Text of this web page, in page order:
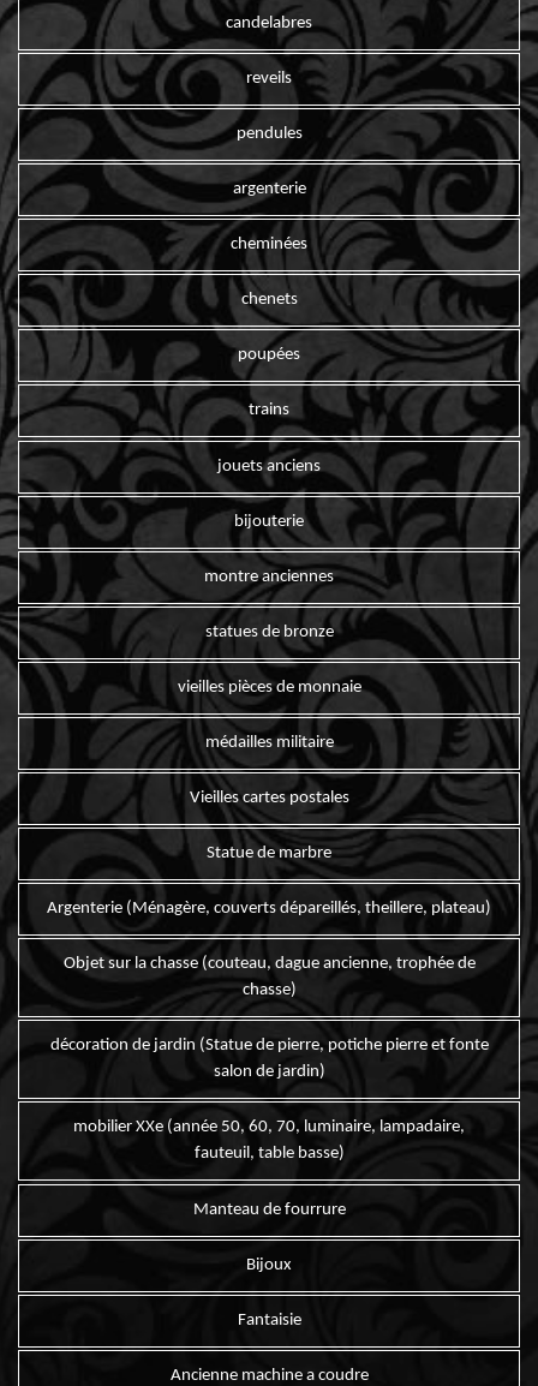
candelabres
reveils
pendules
argenterie
cheminées
chenets
poupées
trains
jouets anciens
bijouterie
montre anciennes
statues de bronze
vieilles pièces de monnaie
médailles militaire
Vieilles cartes postales
Statue de marbre
Argenterie (Ménagère, couverts dépareillés, theillere, plateau)
Objet sur la chasse (couteau, dague ancienne, trophée de
chasse)
décoration de jardin (Statue de pierre, potiche pierre et fonte
salon de jardin)
mobilier XXe (année 50, 60, 70, luminaire, lampadaire,
fauteuil, table basse)
Manteau de fourrure
Bijoux
Fantaisie
Ancienne machine a coudre